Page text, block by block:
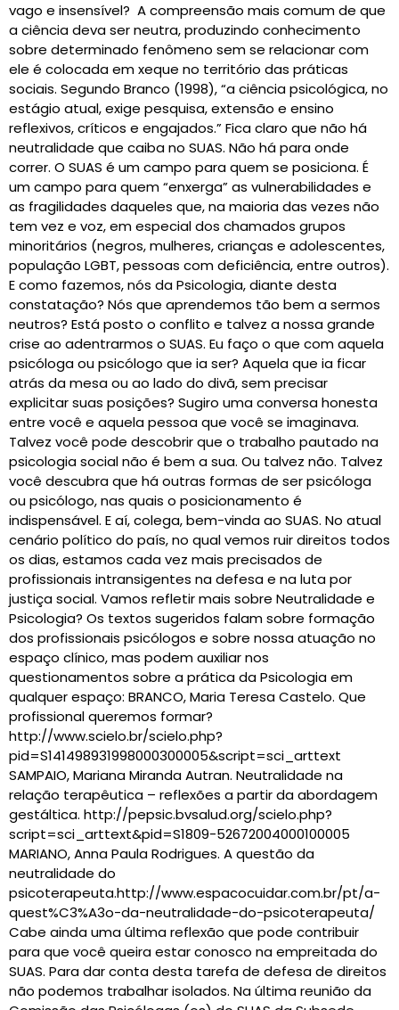
vago e insensível? A compreensão mais comum de que
a ciência deva ser neutra, produzindo conhecimento
sobre determinado fenômeno sem se relacionar com
ele é colocada em xeque no território das práticas
sociais. Segundo Branco (1998), “a ciência psicológica, no
estágio atual, exige pesquisa, extensão e ensino
reflexivos, críticos e engajados.” Fica claro que não há
neutralidade que caiba no SUAS. Não há para onde
correr. O SUAS é um campo para quem se posiciona. É
um campo para quem “enxerga” as vulnerabilidades e
as fragilidades daqueles que, na maioria das vezes não
tem vez e voz, em especial dos chamados grupos
minoritários (negros, mulheres, crianças e adolescentes,
população LGBT, pessoas com deficiência, entre outros).
E como fazemos, nós da Psicologia, diante desta
constatação? Nós que aprendemos tão bem a sermos
neutros? Está posto o conflito e talvez a nossa grande
crise ao adentrarmos o SUAS. Eu faço o que com aquela
psicóloga ou psicólogo que ia ser? Aquela que ia ficar
atrás da mesa ou ao lado do divã, sem precisar
explicitar suas posições? Sugiro uma conversa honesta
entre você e aquela pessoa que você se imaginava.
Talvez você pode descobrir que o trabalho pautado na
psicologia social não é bem a sua. Ou talvez não. Talvez
você descubra que há outras formas de ser psicóloga
ou psicólogo, nas quais o posicionamento é
indispensável. E aí, colega, bem-vinda ao SUAS. No atual
cenário político do país, no qual vemos ruir direitos todos
os dias, estamos cada vez mais precisados de
profissionais intransigentes na defesa e na luta por
justiça social. Vamos refletir mais sobre Neutralidade e
Psicologia? Os textos sugeridos falam sobre formação
dos profissionais psicólogos e sobre nossa atuação no
espaço clínico, mas podem auxiliar nos
questionamentos sobre a prática da Psicologia em
qualquer espaço: BRANCO, Maria Teresa Castelo. Que
profissional queremos formar?
http://www.scielo.br/scielo.php?
pid=S141498931998000300005&script=sci_arttext
SAMPAIO, Mariana Miranda Autran. Neutralidade na
relação terapêutica – reflexões a partir da abordagem
gestáltica. http://pepsic.bvsalud.org/scielo.php?
script=sci_arttext&pid=S1809-52672004000100005
MARIANO, Anna Paula Rodrigues. A questão da
neutralidade do
psicoterapeuta.http://www.espacocuidar.com.br/pt/a-
quest%C3%A3o-da-neutralidade-do-psicoterapeuta/
Cabe ainda uma última reflexão que pode contribuir
para que você queira estar conosco na empreitada do
SUAS. Para dar conta desta tarefa de defesa de direitos
não podemos trabalhar isolados. Na última reunião da